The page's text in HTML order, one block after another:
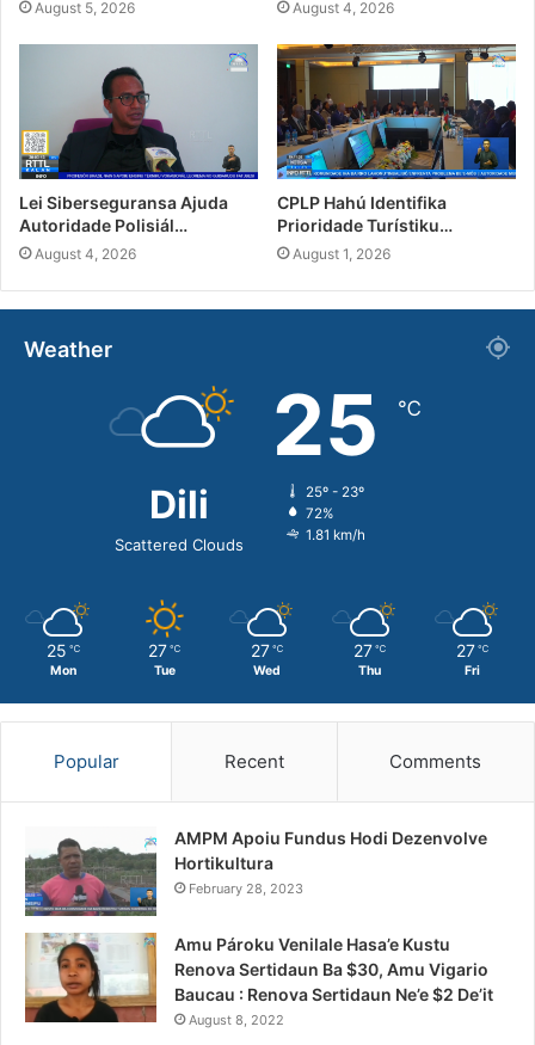
August 5, 2026 August 4, 2026
Lei Siberseguransa Ajuda
Autoridade Polisiál…
August 4, 2026
CPLP Hahú Identifika
Prioridade Turístiku…
August 1, 2026
Weather
Dili
Scattered Clouds
25 ℃
25º - 23º
72%
1.81 km/h
25 ℃
Mon
27 ℃
Tue
27 ℃
Wed
27 ℃
Thu
27 ℃
Fri
Popular Recent Comments
AMPM Apoiu Fundus Hodi Dezenvolve
Hortikultura
February 28, 2023
Amu Pároku Venilale Hasa’e Kustu
Renova Sertidaun Ba $30, Amu Vigario
Baucau : Renova Sertidaun Ne’e $2 De’it
August 8, 2022